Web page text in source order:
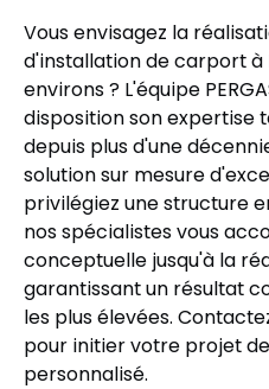
Vous envisagez la
d'installation de carport à
environs ? L'équipe
disposition son expertise
depuis plus d'une
solution sur mesure
privilégiez une structure
nos spécialistes vous
conceptuelle jusqu'à la
garantissant un résultat
les plus élevées.
pour initier votre projet
personnalisé.